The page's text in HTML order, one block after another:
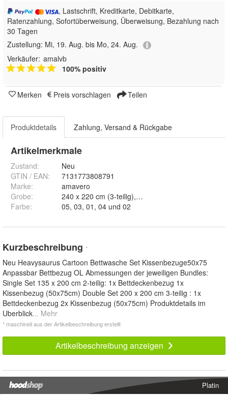
, Lastschrift, Kreditkarte, Debitkarte,
Ratenzahlung, Sofortüberweisung, Überweisung, Bezahlung nach
30 Tagen
Zustellung: Mi, 19. Aug. bis Mo, 24. Aug.
Verkäufer: amalvb
100% positiv
Merken Preis vorschlagen Teilen
Produktdetails Zahlung, Versand & Rückgabe
Artikelmerkmale
Zustand:
Neu
GTIN / EAN:
7131773808791
Marke:
amavero
Grobe:
Farbe: 05, 03, 01, 04 und 02
Kurzbeschreibung *
Neu Heavysaurus Cartoon Bettwasche Set Kissenbezuge50x75
Anpassbar Bettbezug OL Abmessungen der jeweiligen Bundles:
Single Set 135 x 200 cm 2-teilig: 1x Bettdeckenbezug 1x
Kissenbezug (50x75cm) Double Set 200 x 200 cm 3-teilig : 1x
Bettdeckenbezug 2x Kissenbezug (50x75cm) Produktdetails im
Uberblick... Mehr
* maschinell aus der Artikelbeschreibung erstellt
Artikelbeschreibung anzeigen
Platin